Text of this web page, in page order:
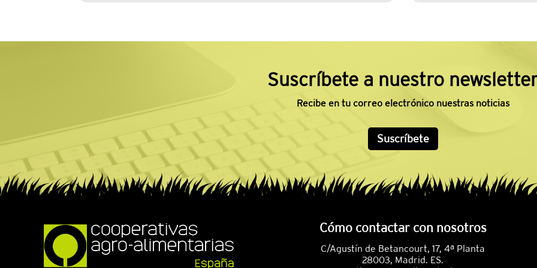
Suscríbete a nuestro
Recibe en tu correo electrónico nuestras noticias
Suscríbete
Cómo contactar con nosotros
C/Agustín de Betancourt, 17, 4ª Planta
28003, Madrid. ES.